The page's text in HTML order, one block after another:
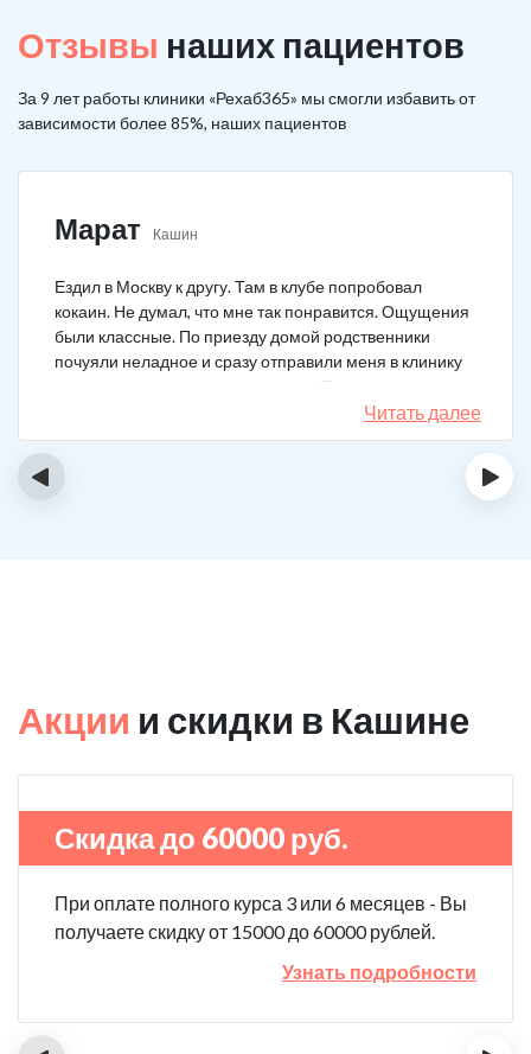
Отзывы наших пациентов
За 9 лет работы клиники «Рехаб365» мы смогли избавить от
зависимости более 85%, наших пациентов
Марат Кашин
Ездил в Москву к другу. Там в клубе попробовал
кокаин. Не думал, что мне так понравится. Ощущения
были классные. По приезду домой родственники
почуяли неладное и сразу отправили меня в клинику
после того как я им все рассказал. Прошел курс
лечения, но мысли о коксе не прошли. Сейчас хожу на
курсы анонимных наркоманов, делаю все, чтобы
Читать далее
‹ ›
Акции и скидки в Кашине
Скидка до 60000 руб.
При оплате полного курса 3 или 6 месяцев - Вы
получаете скидку от 15000 до 60000 рублей.
Узнать подробности